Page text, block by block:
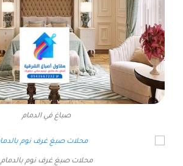
صباغ في الدمام
محلات صبغ غرف نوم بالدمام